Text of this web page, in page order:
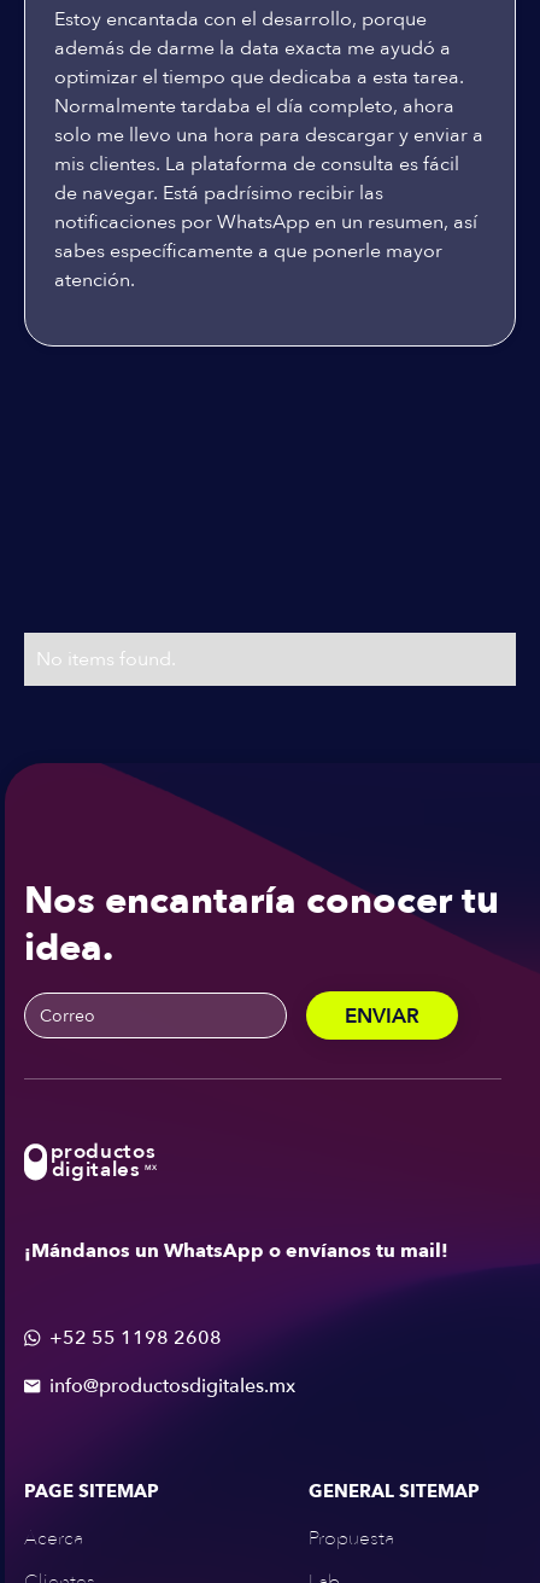
Estoy encantada con el desarrollo, porque
además de darme la data exacta me ayudó a
optimizar el tiempo que dedicaba a esta tarea.
Normalmente tardaba el día completo, ahora
solo me llevo una hora para descargar y enviar a
mis clientes. La plataforma de consulta es fácil
de navegar. Está padrísimo recibir las
notificaciones por WhatsApp en un resumen, así
sabes específicamente a que ponerle mayor
atención.
No items found.
Nos encantaría conocer tu
idea.
productos
digitales MX
¡Mándanos un WhatsApp o envíanos tu mail!
 +52 55 1198 2608
 info@productosdigitales.mx
PAGE SITEMAP
Acerca
GENERAL SITEMAP
Propuesta